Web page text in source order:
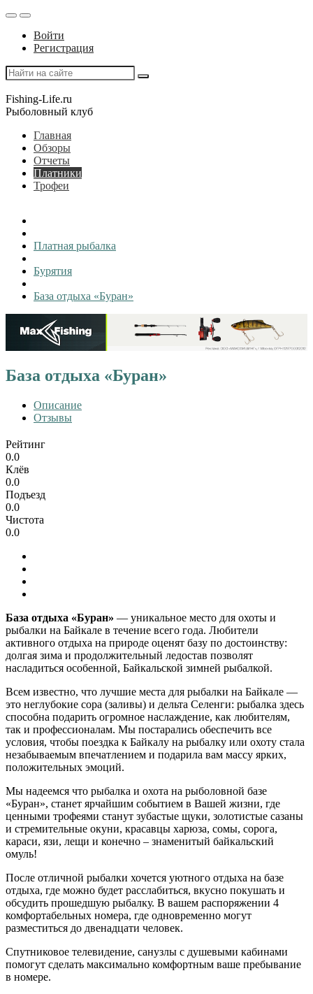
Войти
Регистрация
Fishing-Life.ru
Рыболовный клуб
Главная
Обзоры
Отчеты
Платники
Трофеи
Платная рыбалка
Бурятия
База отдыха «Буран»
База отдыха «Буран»
Описание
Отзывы
Рейтинг
0.0
Клёв
0.0
Подъезд
0.0
Чистота
0.0
База отдыха «Буран» — уникальное место для охоты и
рыбалки на Байкале в течение всего года. Любители
активного отдыха на природе оценят базу по достоинству:
долгая зима и продолжительный ледостав позволят
насладиться особенной, Байкальской зимней рыбалкой.
Всем известно, что лучшие места для рыбалки на Байкале —
это неглубокие сора (заливы) и дельта Селенги: рыбалка здесь
способна подарить огромное наслаждение, как любителям,
так и профессионалам. Мы постарались обеспечить все
условия, чтобы поездка к Байкалу на рыбалку или охоту стала
незабываемым впечатлением и подарила вам массу ярких,
положительных эмоций.
Мы надеемся что рыбалка и охота на рыболовной базе
«Буран», станет ярчайшим событием в Вашей жизни, где
ценными трофеями станут зубастые щуки, золотистые сазаны
и стремительные окуни, красавцы харюза, сомы, сорога,
караси, язи, лещи и конечно – знаменитый байкальский
омуль!
После отличной рыбалки хочется уютного отдыха на базе
отдыха, где можно будет расслабиться, вкусно покушать и
обсудить прошедшую рыбалку. В вашем распоряжении 4
комфортабельных номера, где одновременно могут
разместиться до двенадцати человек.
Спутниковое телевидение, санузлы с душевыми кабинами
помогут сделать максимально комфортным ваше пребывание
в номере.